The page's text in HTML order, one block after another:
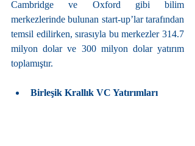
Cambridge ve Oxford gibi bilim
merkezlerinde bulunan start-up’lar tarafından
temsil edilirken, sırasıyla bu merkezler 314.7
milyon dolar ve 300 milyon dolar yatırım
toplamıştır.
Birleşik Krallık VC Yatırımları